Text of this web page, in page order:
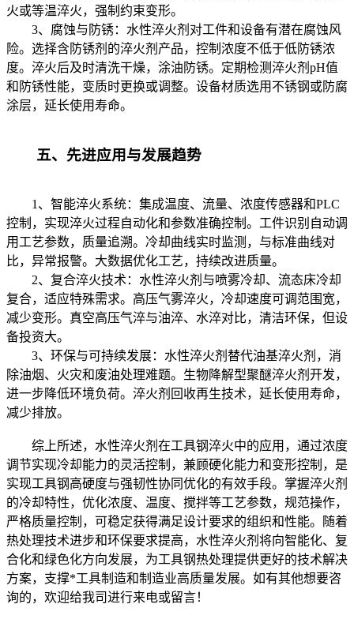
火或等温淬火，强制约束变形。
3、腐蚀与防锈：水性淬火剂对工件和设备有潜在腐蚀风
险。选择含防锈剂的淬火剂产品，控制浓度不低于低防锈浓
度。淬火后及时清洗干燥，涂油防锈。定期检测淬火剂pH值
和防锈性能，变质时更换或调整。设备材质选用不锈钢或防腐
涂层，延长使用寿命。
五、先进应用与发展趋势
1、智能淬火系统：集成温度、流量、浓度传感器和PLC
控制，实现淬火过程自动化和参数准确控制。工件识别自动调
用工艺参数，质量追溯。冷却曲线实时监测，与标准曲线对
比，异常报警。大数据优化工艺，持续改进质量。
2、复合淬火技术：水性淬火剂与喷雾冷却、流态床冷却
复合，适应特殊需求。高压气雾淬火，冷却速度可调范围宽，
减少变形。真空高压气淬与油淬、水淬对比，清洁环保，但设
备投资大。
3、环保与可持续发展：水性淬火剂替代油基淬火剂，消
除油烟、火灾和废油处理难题。生物降解型聚醚淬火剂开发，
进一步降低环境负荷。淬火剂回收再生技术，延长使用寿命，
减少排放。
综上所述，水性淬火剂在工具钢淬火中的应用，通过浓度
调节实现冷却能力的灵活控制，兼顾硬化能力和变形控制，是
实现工具钢高硬度与强韧性协同优化的有效手段。掌握淬火剂
的冷却特性，优化浓度、温度、搅拌等工艺参数，规范操作，
严格质量控制，可稳定获得满足设计要求的组织和性能。随着
热处理技术进步和环保要求提高，水性淬火剂将向智能化、复
合化和绿色化方向发展，为工具钢热处理提供更好的技术解决
方案，支撑*工具制造和制造业高质量发展。如有其他想要咨
询的，欢迎给我司进行来电或留言！